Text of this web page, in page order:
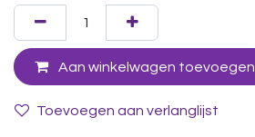
Aan winkelwagen toevoegen
Toevoegen aan verlanglijst